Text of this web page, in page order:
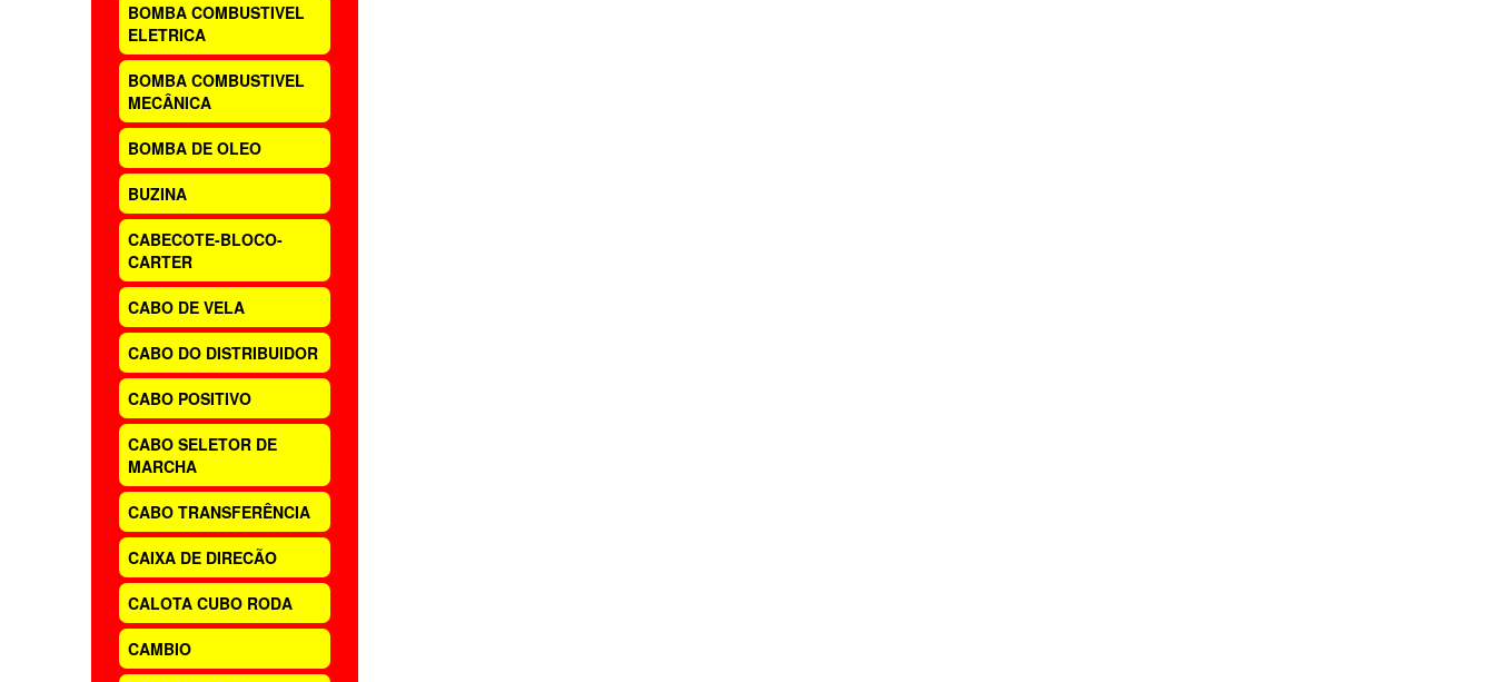
BOMBA COMBUSTIVEL
ELETRICA
BOMBA COMBUSTIVEL
MECÂNICA
BOMBA DE OLEO
BUZINA
CABECOTE-BLOCO-
CARTER
CABO DE VELA
CABO DO DISTRIBUIDOR
CABO POSITIVO
CABO SELETOR DE
MARCHA
CABO TRANSFERÊNCIA
CAIXA DE DIRECÃO
CALOTA CUBO RODA
CAMBIO